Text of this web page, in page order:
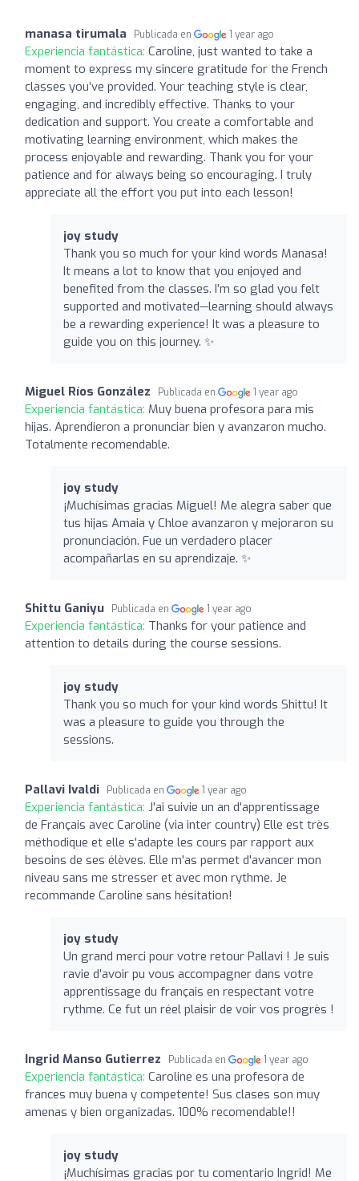
manasa tirumala Publicada en 1 year ago
Experiencia fantástica: Caroline, just wanted to take a
moment to express my sincere gratitude for the French
classes you’ve provided. Your teaching style is clear,
engaging, and incredibly effective. Thanks to your
dedication and support. You create a comfortable and
motivating learning environment, which makes the
process enjoyable and rewarding. Thank you for your
patience and for always being so encouraging. I truly
appreciate all the effort you put into each lesson!
joy study
Thank you so much for your kind words Manasa!
It means a lot to know that you enjoyed and
benefited from the classes. I’m so glad you felt
supported and motivated—learning should always
be a rewarding experience! It was a pleasure to
guide you on this journey. ✨
Miguel Ríos González Publicada en 1 year ago
Experiencia fantástica: Muy buena profesora para mis
hijas. Aprendieron a pronunciar bien y avanzaron mucho.
Totalmente recomendable.
joy study
¡Muchísimas gracias Miguel! Me alegra saber que
tus hijas Amaia y Chloe avanzaron y mejoraron su
pronunciación. Fue un verdadero placer
acompañarlas en su aprendizaje. ✨
Shittu Ganiyu Publicada en 1 year ago
Experiencia fantástica: Thanks for your patience and
attention to details during the course sessions.
joy study
Thank you so much for your kind words Shittu! It
was a pleasure to guide you through the
sessions.
Pallavi Ivaldi Publicada en 1 year ago
Experiencia fantástica: J'ai suivie un an d'apprentissage
de Français avec Caroline (via inter country) Elle est très
méthodique et elle s'adapte les cours par rapport aux
besoins de ses élèves. Elle m'as permet d'avancer mon
niveau sans me stresser et avec mon rythme. Je
recommande Caroline sans hésitation!
joy study
Un grand merci pour votre retour Pallavi ! Je suis
ravie d’avoir pu vous accompagner dans votre
apprentissage du français en respectant votre
rythme. Ce fut un réel plaisir de voir vos progrès !
Ingrid Manso Gutierrez Publicada en 1 year ago
Experiencia fantástica: Caroline es una profesora de
frances muy buena y competente! Sus clases son muy
amenas y bien organizadas. 100% recomendable!!
joy study
¡Muchísimas gracias por tu comentario Ingrid! Me